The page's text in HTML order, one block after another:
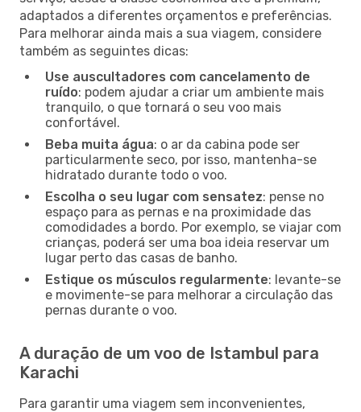
adaptados a diferentes orçamentos e preferências.
Para melhorar ainda mais a sua viagem, considere
também as seguintes dicas:
Use auscultadores com cancelamento de
ruído: podem ajudar a criar um ambiente mais
tranquilo, o que tornará o seu voo mais
confortável.
Beba muita água: o ar da cabina pode ser
particularmente seco, por isso, mantenha-se
hidratado durante todo o voo.
Escolha o seu lugar com sensatez: pense no
espaço para as pernas e na proximidade das
comodidades a bordo. Por exemplo, se viajar com
crianças, poderá ser uma boa ideia reservar um
lugar perto das casas de banho.
Estique os músculos regularmente: levante-se
e movimente-se para melhorar a circulação das
pernas durante o voo.
A duração de um voo de Istambul para
Karachi
Para garantir uma viagem sem inconvenientes,